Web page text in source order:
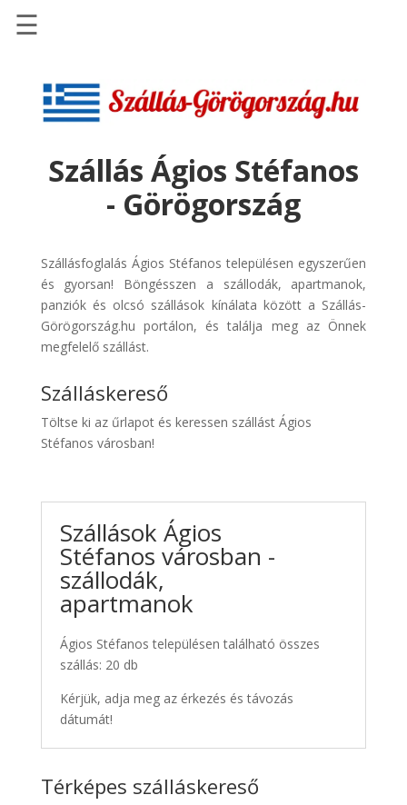
Szállások
Repülőjegy
pénzvisszatérítéssel
Discover
Cars
Transzfer
Kiwi
Taxi
☰
Szállás Ágios Stéfanos
- Görögország
Szállásfoglalás Ágios Stéfanos településen egyszerűen
és gyorsan! Böngésszen a szállodák, apartmanok,
panziók és olcsó szállások kínálata között a Szállás-
Görögország.hu portálon, és találja meg az Önnek
megfelelő szállást.
Szálláskereső
Töltse ki az űrlapot és keressen szállást Ágios
Stéfanos városban!
Szállások Ágios
Stéfanos városban -
szállodák,
apartmanok
Ágios Stéfanos településen található összes
szállás: 20 db
Kérjük, adja meg az érkezés és távozás
dátumát!
Térképes szálláskereső